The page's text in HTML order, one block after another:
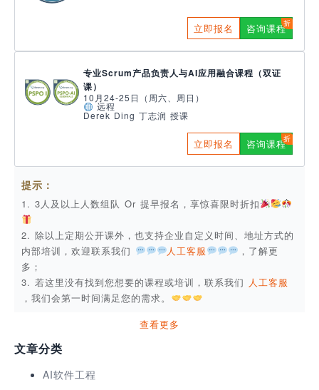
立即报名 咨询课程
专业Scrum产品负责人与AI应用融合课程（双证
课）
10月24-25日（周六、周日）
远程
Derek Ding 丁志润 授课
立即报名 咨询课程
提示：
1. 3人及以上人数组队 Or 提早报名，享惊喜限时折扣
2. 除以上定期公开课外，也支持企业自定义时间、地址方式的
内部培训，欢迎联系我们
人工客服
，了解更
多；
3. 若这里没有找到您想要的课程或培训，联系我们 人工客服
，我们会第一时间满足您的需求。
查看更多
文章分类
AI软件工程